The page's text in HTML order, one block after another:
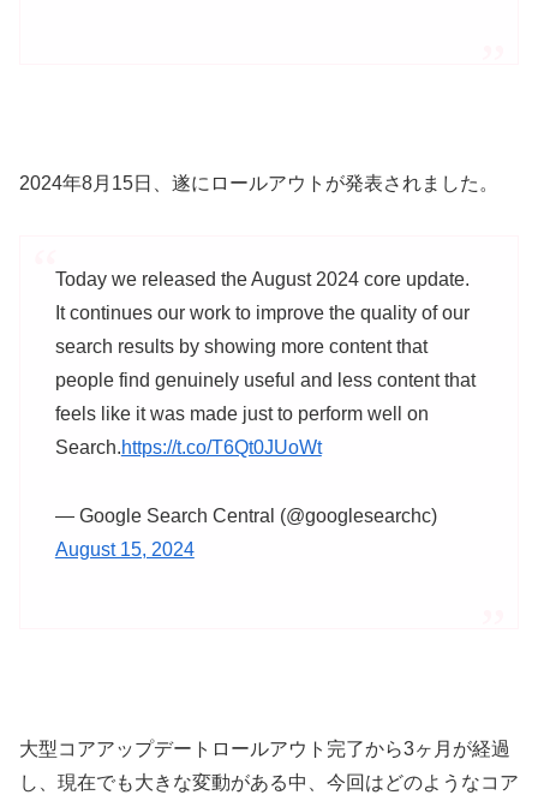
2024年8月15日、遂にロールアウトが発表されました。
Today we released the August 2024 core update.
It continues our work to improve the quality of our
search results by showing more content that
people find genuinely useful and less content that
feels like it was made just to perform well on
Search.https://t.co/T6Qt0JUoWt
— Google Search Central (@googlesearchc)
August 15, 2024
大型コアアップデートロールアウト完了から3ヶ月が経過
し、現在でも大きな変動がある中、今回はどのようなコア